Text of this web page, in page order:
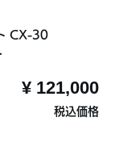
CX-30
¥ 121,000
税込価格